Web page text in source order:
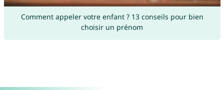
Comment appeler votre enfant ? 13 conseils pour bien
choisir un prénom